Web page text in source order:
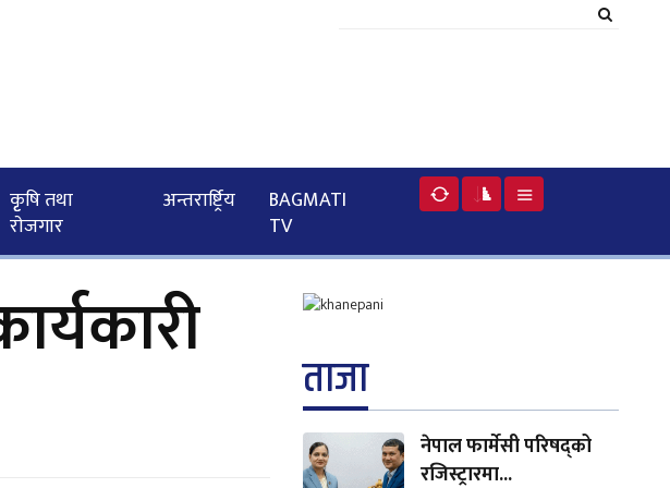
कृृषि तथा
राेजगार
अन्तरार्ष्ट्रिय
BAGMATI
TV
ताजा
नेपाल फार्मेसी परिषद्को
रजिस्ट्रारमा...